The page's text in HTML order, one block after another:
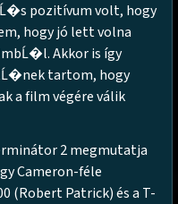
pozitívum volt, hogy
hogy jó lett volna
Akkor is így
tartom, hogy
a film végére válik
2 megmutatja
Cameron-féle
(Robert Patrick) és a T-